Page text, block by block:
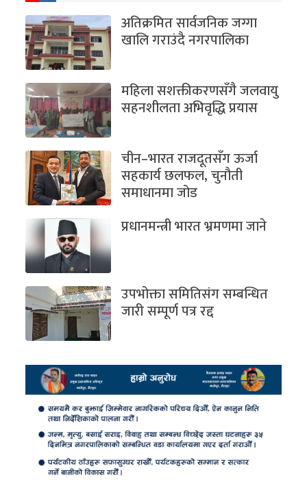
अतिक्रमित सार्वजनिक जग्गा
खालि गराउंदै नगरपालिका
महिला सशक्तीकरणसँगै जलवायु
सहनशीलता अभिवृद्धि प्रयास
चीन–भारत राजदूतसँग ऊर्जा
सहकार्य छलफल, चुनौती
समाधानमा जोड
प्रधानमन्त्री भारत भ्रमणमा जाने
उपभोक्ता समितिसंग सम्बन्धित
जारी सम्पूर्ण पत्र रद्द